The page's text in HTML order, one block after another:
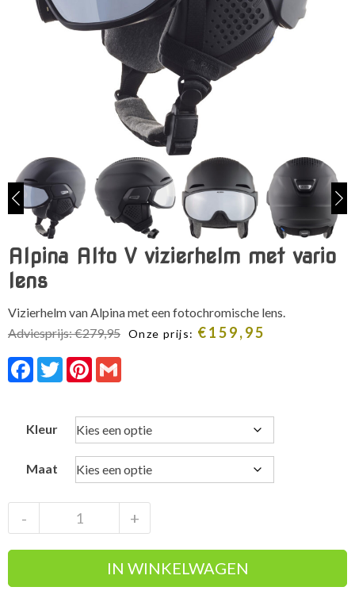
Alpina Alto V vizierhelm met vario
lens
Vizierhelm van Alpina met een fotochromische lens.
Adviesprijs:€279,95 Onze prijs: €159,95
Facebook
TwitterPinterest
Kleur
Maat
Alto
V
met
+
-
IN WINKELWAGEN